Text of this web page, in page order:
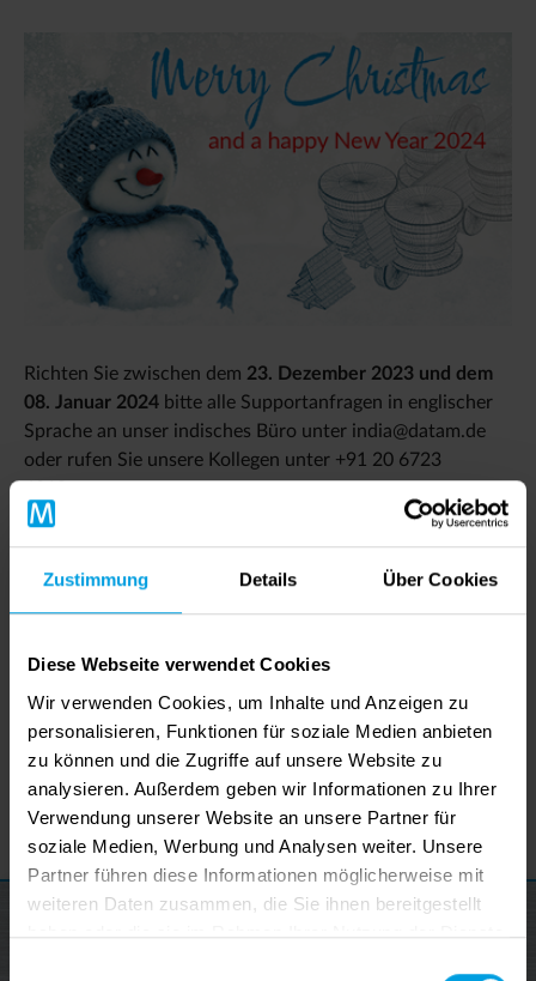
Zustimmung Details Über Cookies
Diese Webseite verwendet Cookies
Wir verwenden Cookies, um Inhalte und Anzeigen zu
personalisieren, Funktionen für soziale Medien anbieten
zu können und die Zugriffe auf unsere Website zu
analysieren. Außerdem geben wir Informationen zu Ihrer
Verwendung unserer Website an unsere Partner für
soziale Medien, Werbung und Analysen weiter. Unsere
Partner führen diese Informationen möglicherweise mit
weiteren Daten zusammen, die Sie ihnen bereitgestellt
haben oder die sie im Rahmen Ihrer Nutzung der Dienste
Richten Sie zwischen dem 23. Dezember 2023 und dem
08. Januar 2024 bitte alle Supportanfragen in englischer
Sprache an unser indisches Büro unter india@datam.de
oder rufen Sie unsere Kollegen unter +91 20 6723
Wir wünschen Ihnen ein frohes Weihnachtsfest und ein
Maximilian und Albert Sedlmaier
und das gesamte data M Team
Zurück